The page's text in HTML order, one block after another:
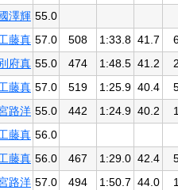
澤輝 55.0
藤真 57.0 508 1:33.8 41.7
府真 55.0 474 1:48.5 41.2
藤真 57.0 519 1:25.9 40.4
路洋 55.0 442 1:24.9 40.2
藤真 56.0
藤真 56.0 467 1:29.0 42.4
路洋 57.0 494 1:50.7 44.0